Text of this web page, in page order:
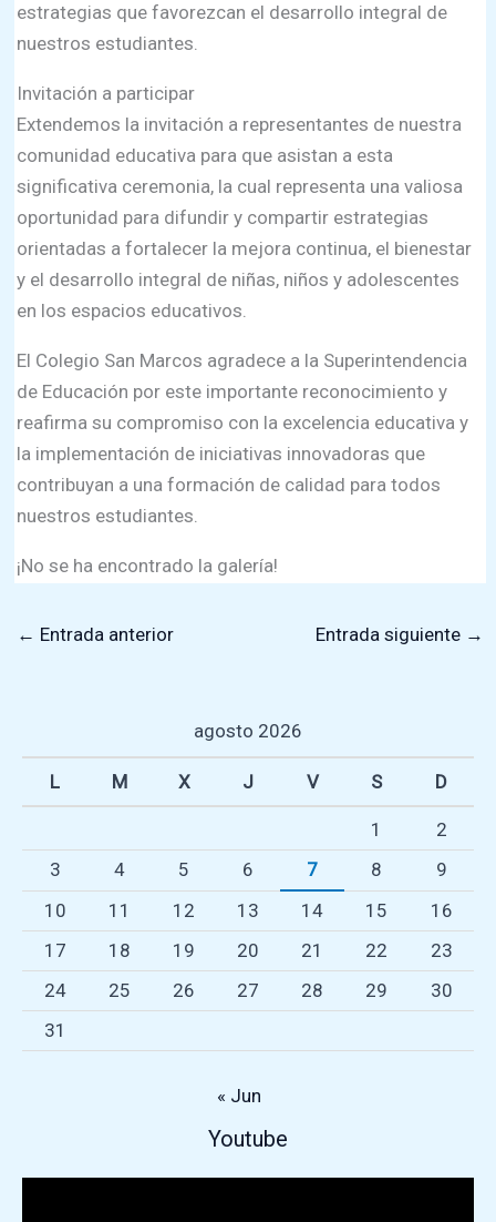
estrategias que favorezcan el desarrollo integral de
nuestros estudiantes.
Invitación a participar
Extendemos la invitación a representantes de nuestra
comunidad educativa para que asistan a esta
significativa ceremonia, la cual representa una valiosa
oportunidad para difundir y compartir estrategias
orientadas a fortalecer la mejora continua, el bienestar
y el desarrollo integral de niñas, niños y adolescentes
en los espacios educativos.
El Colegio San Marcos agradece a la Superintendencia
de Educación por este importante reconocimiento y
reafirma su compromiso con la excelencia educativa y
la implementación de iniciativas innovadoras que
contribuyan a una formación de calidad para todos
nuestros estudiantes.
¡No se ha encontrado la galería!
← Entrada anterior Entrada siguiente →
agosto 2026
L M X J V S D
1
2
3
4 5 6 7 8
9
10
11 12 13 14 15
16
17
18 19 20 21 22
23
24
25 26 27 28 29
30
31
« Jun
Youtube